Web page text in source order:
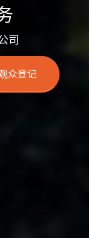
司
众登记